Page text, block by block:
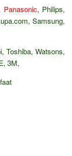
Panasonic, Philips,
Samsung,
Toshiba, Watsons,
3M,